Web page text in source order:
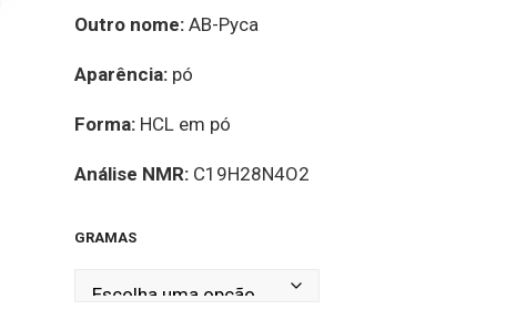
Outro nome: AB-Pyca
Aparência: pó
Forma: HCL em pó
Análise NMR: C19H28N4O2
GRAMAS